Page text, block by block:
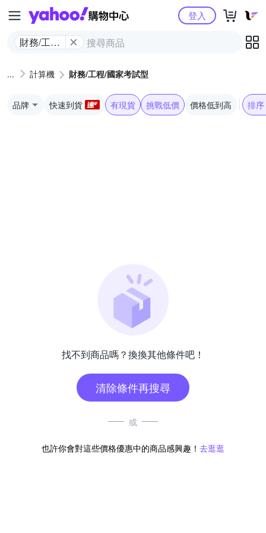
Yahoo購物中心
財務/工程/
型
登入
計算機 財務/工程/國家考試型
品牌 快速到貨 有現貨 挑戰低價 價格低到高 排序
找不到商品嗎？換換其他條件吧！
清除條件再搜尋
或
也許你會對這些價格優惠中的商品感興趣！ 去逛逛